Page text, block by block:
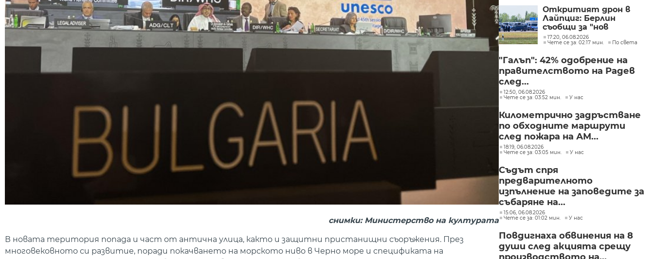
снимки: Министерство на културата
В новата територия попада и част от антична улица, както и защитни пристанищни съоръжения. През
многовековното си развитие, поради покачването на морското ниво в Черно море и спецификата на
Откритият дрон в
Лайпциг: Берлин
съобщи за "нов
сценарий на заплаха"
17:20, 06.08.2026
Чете се за: 02:17 мин.
По света
"Галъп": 42% одобрение на
правителството на Радев
след...
12:50, 06.08.2026
Чете се за: 03:52 мин.
У нас
Километрично задръстване
по обходните маршрути
след пожара на АМ...
18:19, 06.08.2026
Чете се за: 03:05 мин.
У нас
Съдът спря
предварителното
изпълнение на заповедите за
събаряне на...
15:06, 06.08.2026
Чете се за: 01:02 мин.
У нас
Повдигнаха обвинения на 8
души след акцията срещу